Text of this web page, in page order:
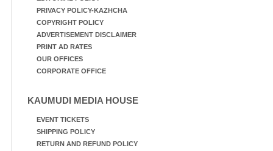
PRIVACY POLICY-KAZHCHA
COPYRIGHT POLICY
ADVERTISEMENT DISCLAIMER
PRINT AD RATES
OUR OFFICES
CORPORATE OFFICE
KAUMUDI MEDIA HOUSE
EVENT TICKETS
SHIPPING POLICY
RETURN AND REFUND POLICY